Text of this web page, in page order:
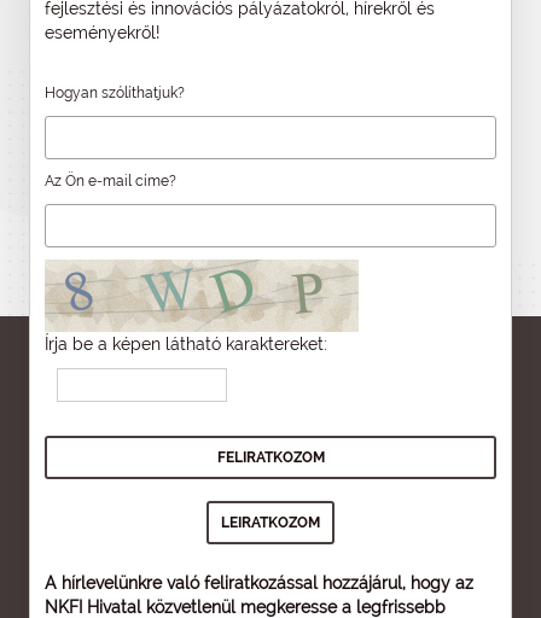
fejlesztési és innovációs pályázatokról, hírekről és
eseményekről!
Hogyan szólíthatjuk?
Az Ön e-mail címe?
Írja be a képen látható karaktereket:
A hírlevelünkre való feliratkozással hozzájárul, hogy az
NKFI Hivatal közvetlenül megkeresse a legfrissebb